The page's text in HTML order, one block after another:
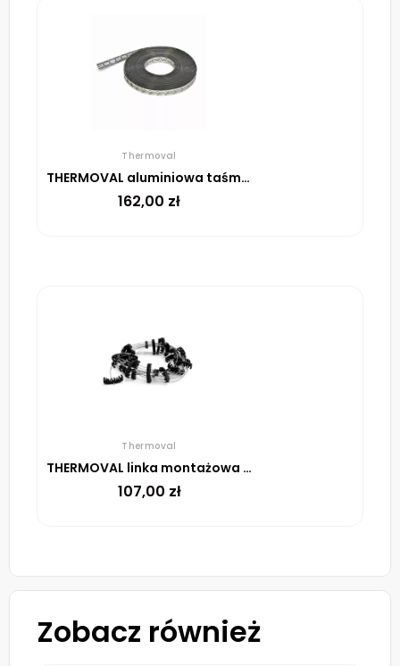
Thermoval
THERMOVAL aluminiowa taśma montażowa, rolka 25 m
162,00 zł
Thermoval
THERMOVAL linka montażowa do rur spustowych, 5m
107,00 zł
Zobacz również